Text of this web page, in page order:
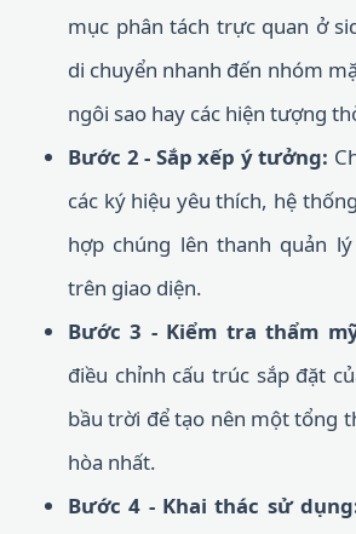
mục phân tách trực quan ở
di chuyển nhanh đến nhóm
ngôi sao hay các hiện tượng
Bước 2 - Sắp xếp ý tưởng:
các ký hiệu yêu thích, hệ
hợp chúng lên thanh quản
trên giao diện.
Bước 3 - Kiểm tra thẩm
điều chỉnh cấu trúc sắp đặt
bầu trời để tạo nên một tổng
hòa nhất.
Bước 4 - Khai thác sử